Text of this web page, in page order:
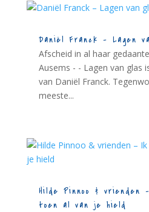
Daniël Franck – Lagen
Afscheid in al haar
Ausems - - Lagen van glas
van Daniël Franck.
meeste...
Hilde Pinnoo &
toen al van je hield